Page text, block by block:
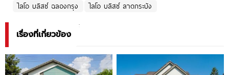
ไลโอ บลิสซ์ ฉลองกรุง
ไลโอ บลิสซ์ ลาดกระบัง
เรื่องที่เกี่ยวข้อง